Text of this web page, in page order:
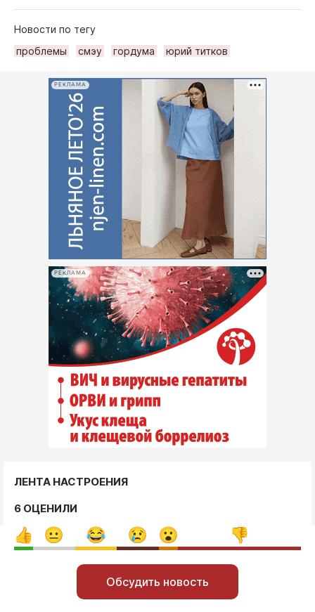
Новости по тегу
проблемы
смэу гордума юрий титков
РЕКЛАМА
РЕКЛАМА
ЛЕНТА НАСТРОЕНИЯ
6 ОЦЕНИЛИ
Обсудить новость